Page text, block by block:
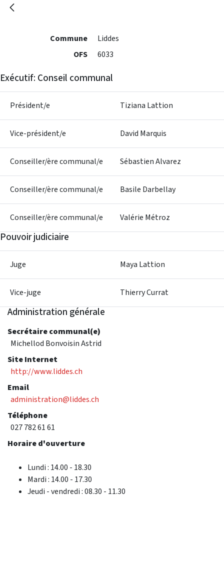
Commune
Liddes
OFS
6033
Exécutif: Conseil communal
Président/e Tiziana Lattion
Vice-président/e David Marquis
Conseiller/ère communal/e Sébastien Alvarez
Conseiller/ère communal/e Basile Darbellay
Conseiller/ère communal/e Valérie Métroz
Pouvoir judiciaire
Juge Maya Lattion
Vice-juge Thierry Currat
Administration générale
Secrétaire communal(e)
Michellod Bonvoisin Astrid
Site Internet
http://www.liddes.ch
Email
administration@liddes.ch
Téléphone
027 782 61 61
Horaire d'ouverture
Lundi : 14.00 - 18.30
Mardi : 14.00 - 17.30
Jeudi - vendredi : 08.30 - 11.30